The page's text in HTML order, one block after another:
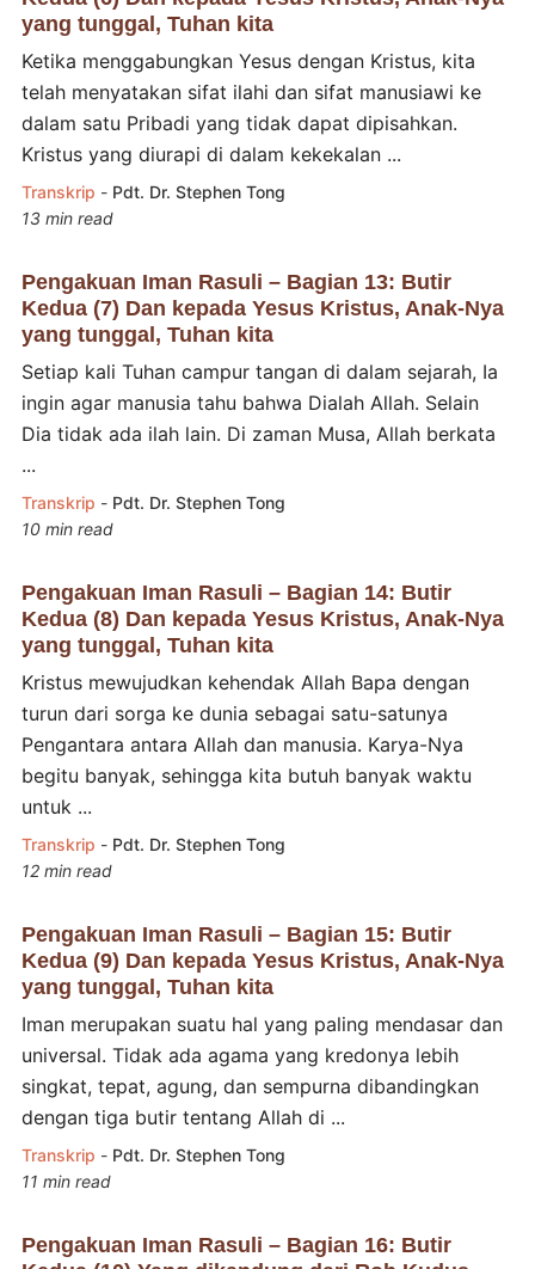
yang tunggal, Tuhan kita
Ketika menggabungkan Yesus dengan Kristus, kita
telah menyatakan sifat ilahi dan sifat manusiawi ke
dalam satu Pribadi yang tidak dapat dipisahkan.
Kristus yang diurapi di dalam kekekalan ...
Transkrip - Pdt. Dr. Stephen Tong
13 min read
Pengakuan Iman Rasuli – Bagian 13: Butir
Kedua (7) Dan kepada Yesus Kristus, Anak-Nya
yang tunggal, Tuhan kita
Setiap kali Tuhan campur tangan di dalam sejarah, Ia
ingin agar manusia tahu bahwa Dialah Allah. Selain
Dia tidak ada ilah lain. Di zaman Musa, Allah berkata
...
Transkrip - Pdt. Dr. Stephen Tong
10 min read
Pengakuan Iman Rasuli – Bagian 14: Butir
Kedua (8) Dan kepada Yesus Kristus, Anak-Nya
yang tunggal, Tuhan kita
Kristus mewujudkan kehendak Allah Bapa dengan
turun dari sorga ke dunia sebagai satu-satunya
Pengantara antara Allah dan manusia. Karya-Nya
begitu banyak, sehingga kita butuh banyak waktu
untuk ...
Transkrip - Pdt. Dr. Stephen Tong
12 min read
Pengakuan Iman Rasuli – Bagian 15: Butir
Kedua (9) Dan kepada Yesus Kristus, Anak-Nya
yang tunggal, Tuhan kita
Iman merupakan suatu hal yang paling mendasar dan
universal. Tidak ada agama yang kredonya lebih
singkat, tepat, agung, dan sempurna dibandingkan
dengan tiga butir tentang Allah di ...
Transkrip - Pdt. Dr. Stephen Tong
11 min read
Pengakuan Iman Rasuli – Bagian 16: Butir